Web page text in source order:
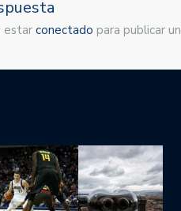
estar conectado para publicar